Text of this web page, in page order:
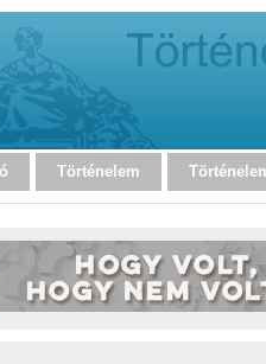
Történelem